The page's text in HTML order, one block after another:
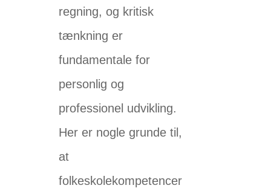
regning, og kritisk
tænkning er
fundamentale for
personlig og
professionel udvikling.
Her er nogle grunde til,
at
folkeskolekompetencer